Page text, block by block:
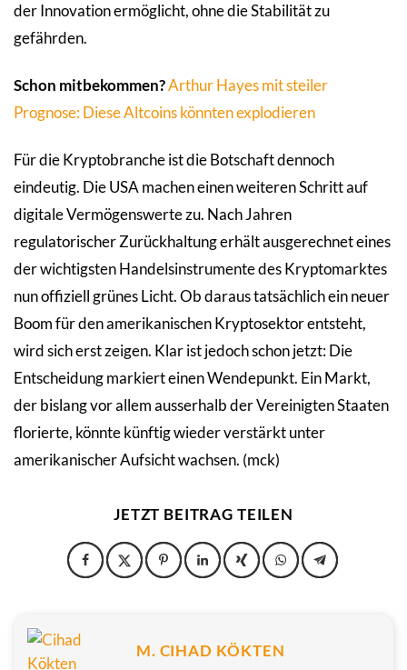
der Innovation ermöglicht, ohne die Stabilität zu
gefährden.
Schon mitbekommen?Arthur Hayes mit steiler
Prognose: Diese Altcoins könnten explodieren
Für die Kryptobranche ist die Botschaft dennoch
eindeutig. Die USA machen einen weiteren Schritt auf
digitale Vermögenswerte zu. Nach Jahren
regulatorischer Zurückhaltung erhält ausgerechnet eines
der wichtigsten Handelsinstrumente des Kryptomarktes
nun offiziell grünes Licht. Ob daraus tatsächlich ein neuer
Boom für den amerikanischen Kryptosektor entsteht,
wird sich erst zeigen. Klar ist jedoch schon jetzt: Die
Entscheidung markiert einen Wendepunkt. Ein Markt,
der bislang vor allem ausserhalb der Vereinigten Staaten
florierte, könnte künftig wieder verstärkt unter
amerikanischer Aufsicht wachsen. (mck)
JETZT BEITRAG TEILEN
M. CIHAD KÖKTEN